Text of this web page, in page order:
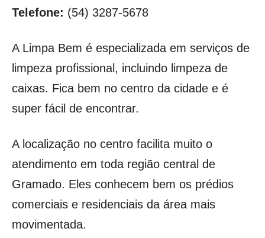
Telefone: (54) 3287-5678
A Limpa Bem é especializada em serviços de
limpeza profissional, incluindo limpeza de
caixas. Fica bem no centro da cidade e é
super fácil de encontrar.
A localização no centro facilita muito o
atendimento em toda região central de
Gramado. Eles conhecem bem os prédios
comerciais e residenciais da área mais
movimentada.